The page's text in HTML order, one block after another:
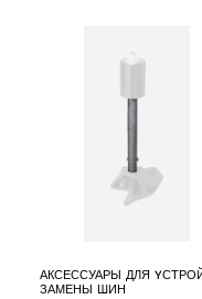
АКСЕССУАРЫ ДЛЯ
ЗАМЕНЫ ШИН